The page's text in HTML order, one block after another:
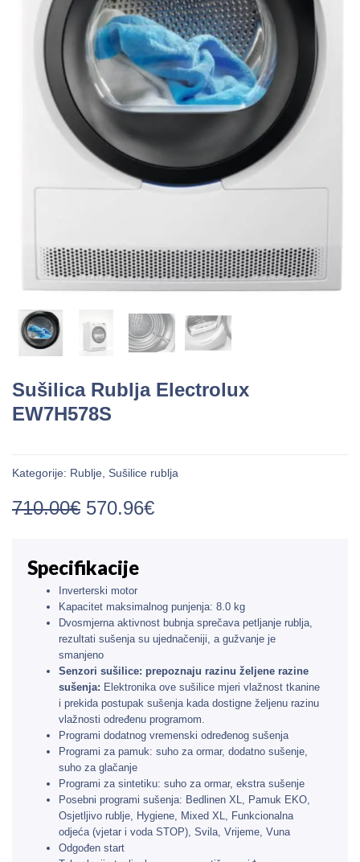
Sušilica Rublja Electrolux
EW7H578S
Kategorije: Rublje, Sušilice rublja
710.00€ 570.96€
Specifikacije
Inverterski motor
Kapacitet maksimalnog punjenja: 8.0 kg
Dvosmjerna aktivnost bubnja sprečava petljanje rublja,
rezultati sušenja su ujednačeniji, a gužvanje je
smanjeno
Senzori sušilice: prepoznaju razinu željene razine
sušenja: Elektronika ove sušilice mjeri vlažnost tkanine
i prekida postupak sušenja kada dostigne željenu razinu
vlažnosti određenu programom.
Programi dodatnog vremenski određenog sušenja
Programi za pamuk: suho za ormar, dodatno sušenje,
suho za glačanje
Programi za sintetiku: suho za ormar, ekstra sušenje
Posebni programi sušenja: Bedlinen XL, Pamuk EKO,
Osjetljivo rublje, Hygiene, Mixed XL, Funkcionalna
odjeća (vjetar i voda STOP), Svila, Vrijeme, Vuna
Odgođen start